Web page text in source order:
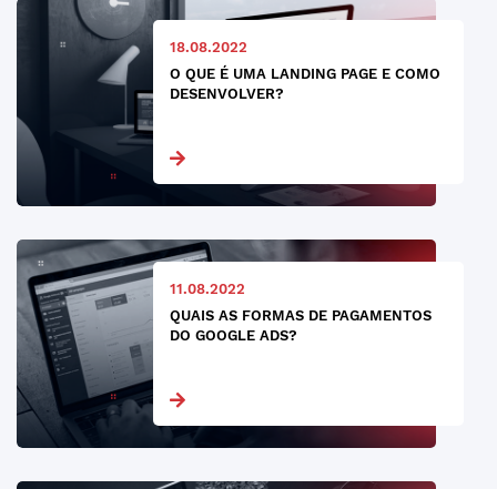
18.08.2022
O QUE É UMA LANDING PAGE E COMO
DESENVOLVER?
11.08.2022
QUAIS AS FORMAS DE PAGAMENTOS
DO GOOGLE ADS?